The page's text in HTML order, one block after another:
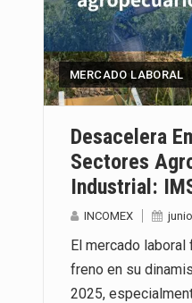
MERCADO LABORAL
Desacelera
Sectores
Industrial:
INCOMEX
El mercado
freno en su
2025,